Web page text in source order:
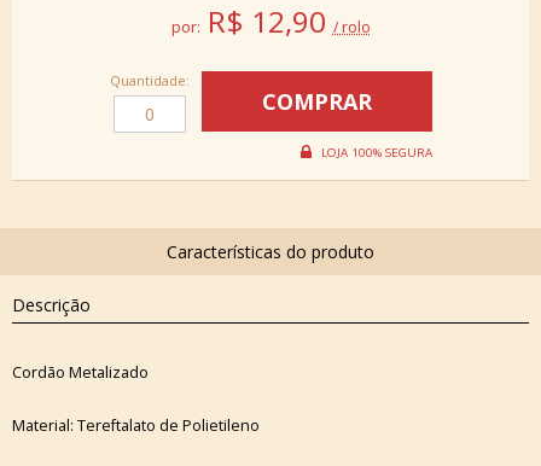
por: R$ 12,90 / rolo
Quantidade:
Descrição
Cordão Metalizado
Material: Tereftalato de Polietileno